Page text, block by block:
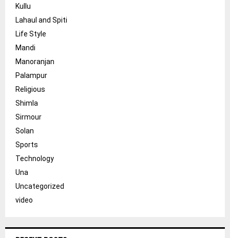
Kullu
Lahaul and Spiti
Life Style
Mandi
Manoranjan
Palampur
Religious
Shimla
Sirmour
Solan
Sports
Technology
Una
Uncategorized
video